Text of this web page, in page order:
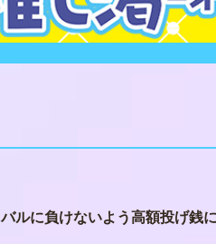
ルに負けないよう高額投げ